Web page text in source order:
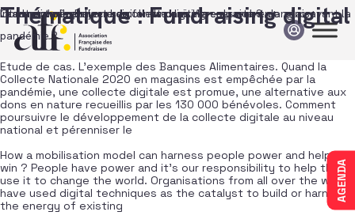
Passer au contenu
AGENDA
Thématique :Fundraising digital
Comment pérenniser sa collecte digitale en partant de zéro avant la
pandémie ?
Etude de cas. L’exemple des Banques Alimentaires. Quand la
Collecte Nationale 2020 en magasins est empêchée par la
pandémie, une collecte digitale est promue, une alternative aux
dons en nature recueillis par les 130 000 bénévoles. Comment
poursuivre le développement de la collecte digitale au niveau
national et pérenniser le
International : Beyond digital fundraising – session en anglais
How a mobilisation model can harness people power and help you
win ? People have power and it’s our responsibility to help them
use it to change the world. Organisations from all over the world
have used digital techniques as the catalyst to build or harness
the energy of existing
Le futur de la collecte de fonds dans l’ère du web3
Lead nurturing